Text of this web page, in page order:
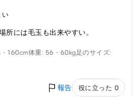
い
所には毛玉も出来やすい。
- 160cm体重: 56 - 60kg足のサイズ:
報告 役に立った 0